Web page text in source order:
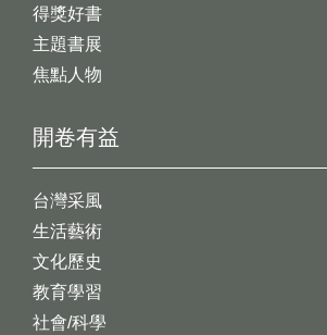
開卷有益
台灣采風
生活藝術
文化歷史
教育學習
社會/科學
得獎好書
主題書展
焦點人物